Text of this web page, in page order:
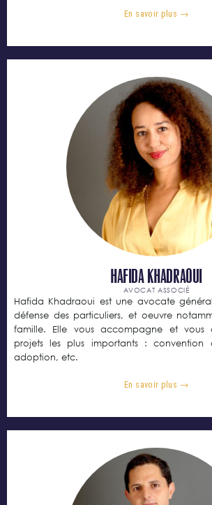
En savoir plus →
Hafida KHADRAOUI
AVOCAT ASSOCIÉ
Hafida Khadraoui est une avocate
défense des particuliers, et oeuvre
famille. Elle vous accompagne et vous
projets les plus importants : convention
adoption, etc.
En savoir plus →